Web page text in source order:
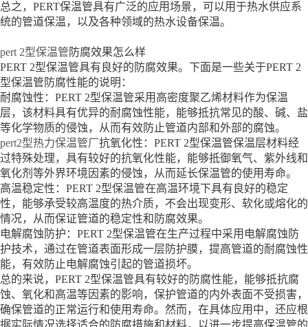
总之，PERT保温管具有广泛的应用场景，可以用于热水供应系
统的管道保温，以及各种领域的热水设备保温。
pert 2型保温管 防腐效果怎么样
PERT 2型保温管具有良好的防腐效果。下面是一些关于PERT 2
型保温管防腐性能的说明：
耐腐蚀性：PERT 2型保温管采用高密度聚乙烯材料作为保温
层，该材料具有优异的耐腐蚀性能，能够抵抗常见的酸、碱、盐
等化学物质的侵蚀，从而有效防止管道内部和外部的腐蚀。
pert2型热力保温管厂抗氧化性：PERT 2型保温管保温层材料经
过特殊处理，具有较好的抗氧化性能，能够抵御氧气、紫外线和
氧化剂等外界环境因素的侵蚀，从而延长保温管的使用寿命。
高温稳定性：PERT 2型保温管在高温环境下具有良好的稳定
性，能够承受较高温度的热介质，不会出现变形、软化或熔化的
情况，从而保证管道的稳定性和防腐效果。
电解腐蚀防护：PERT 2型保温管在生产过程中采用电解腐蚀防
护技术，通过在管道表面形成一层防护膜，提高管道的耐腐蚀性
能，有效防止电解腐蚀引起的管道损坏。
总的来说，PERT 2型保温管具有较好的防腐性能，能够抵抗腐
蚀、氧化和高温等因素的影响，保护管道的内外表面不受损害，
确保管道的正常运行和使用寿命。然而，在具体应用中，还应根
据实际情况选择适合的防腐措施和材料，以进一步提高保温管的